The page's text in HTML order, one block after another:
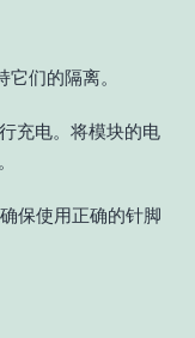
们的隔离。
充电。将模块的电
保使用正确的针脚